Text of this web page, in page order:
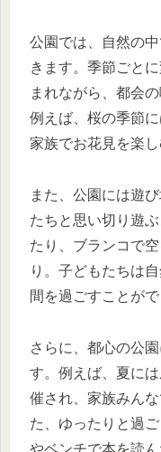
公園では、自然の
きます。季節ごと
まれながら、都会
例えば、桜の季節
家族でお花見を楽し
また、公園には遊
たちと思い切り遊
たり、ブランコで
り。子どもたちは
間を過ごすことがで
さらに、都心の公
す。例えば、夏に
催され、家族みん
た、ゆったりと過
やベンチで本を読